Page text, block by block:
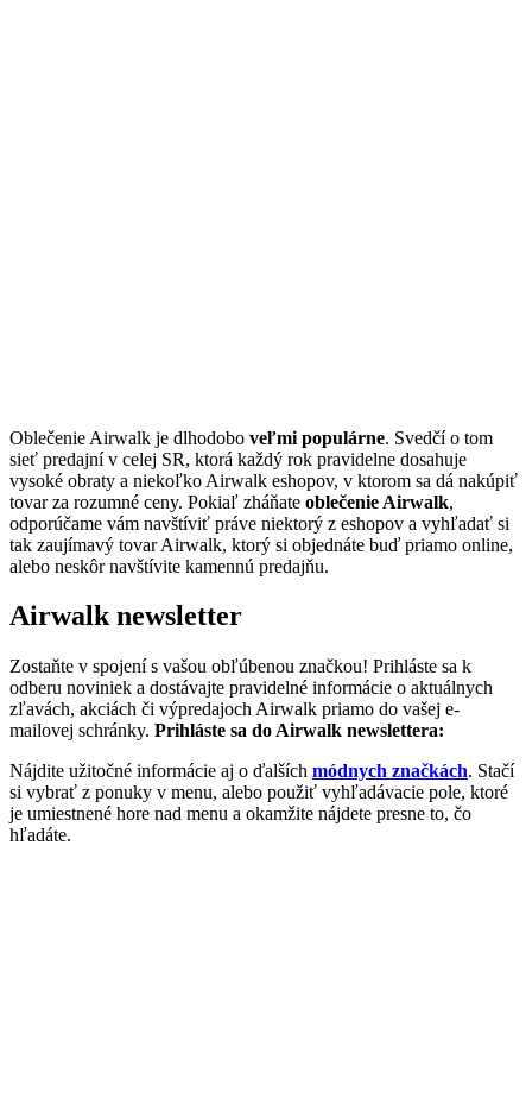
Oblečenie Airwalk je dlhodobo veľmi populárne. Svedčí o tom
sieť predajní v celej SR, ktorá každý rok pravidelne dosahuje
vysoké obraty a niekoľko Airwalk eshopov, v ktorom sa dá nakúpiť
tovar za rozumné ceny. Pokiaľ zháňate oblečenie Airwalk,
odporúčame vám navštíviť práve niektorý z eshopov a vyhľadať si
tak zaujímavý tovar Airwalk, ktorý si objednáte buď priamo online,
alebo neskôr navštívite kamennú predajňu.
Airwalk newsletter
Zostaňte v spojení s vašou obľúbenou značkou! Prihláste sa k
odberu noviniek a dostávajte pravidelné informácie o aktuálnych
zľavách, akciách či výpredajoch Airwalk priamo do vašej e-
mailovej schránky. Prihláste sa do Airwalk newslettera:
Nájdite užitočné informácie aj o ďalších módnych značkách. Stačí
si vybrať z ponuky v menu, alebo použiť vyhľadávacie pole, ktoré
je umiestnené hore nad menu a okamžite nájdete presne to, čo
hľadáte.